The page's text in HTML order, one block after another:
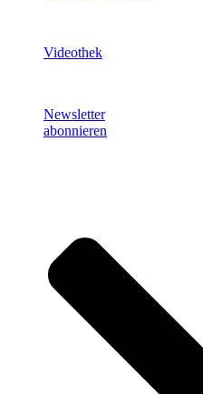
Videothek
Newsletter
abonnieren